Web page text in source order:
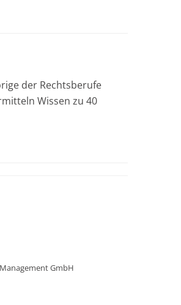
der Rechtsberufe
Wissen zu 40
GmbH